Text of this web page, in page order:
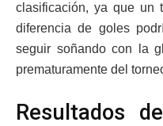
clasificación, ya que un
diferencia de goles
seguir soñando con la
prematuramente del
Resultados